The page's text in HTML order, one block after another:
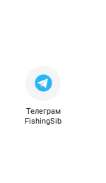
Телеграм
FishingSib